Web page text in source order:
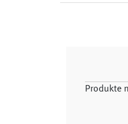
Produkte